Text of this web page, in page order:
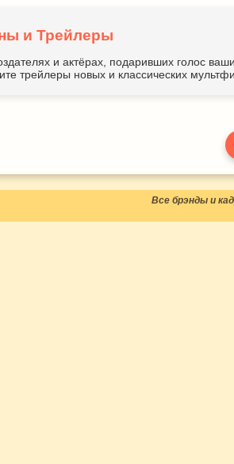
и Трейлеры
и актёрах, подаривших голос
трейлеры новых и классических
Все брэнды и